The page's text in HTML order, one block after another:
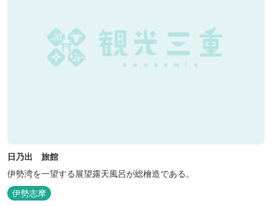
日乃出 旅館
伊勢湾を一望する展望露天風呂が総檜造である。
伊勢志摩